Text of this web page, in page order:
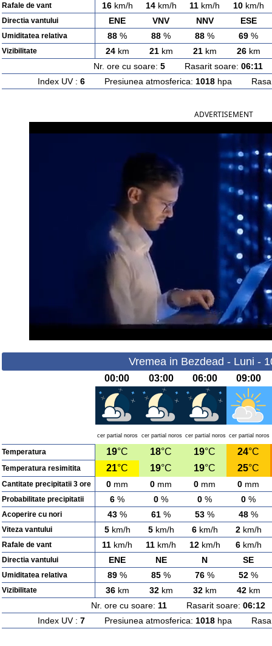
Rafale de vant 16km/h 14km/h 11 km/h 10km/h
Directia vantului ENE VNV NNV ESE
Umiditatea relativa 88 % 88 % 88 % 69 %
Vizibilitate 24km 21km 21km 26km
Nr. ore cu soare: 5 Rasarit soare: 06:11
Index UV : 6Presiunea atmosferica: 1018hpa
ADVERTISEMENT
Vremea in Bezdead - Luni -
00:00 03:00 06:00 09:00
cer partial noros cer partial noros cer partial noros cer partial noros
Temperatura 19°C 18°C 19°C 24°C
Temperatura resimitita 21°C 19°C 19°C 25°C
Cantitate precipitatii 3 ore 0 mm 0 mm 0 mm 0 mm
Probabilitate precipitatii 6 % 0 % 0 % 0 %
Acoperire cu nori 43 % 61 % 53 % 48 %
Viteza vantului 5km/h 5km/h 6km/h 2km/h
Rafale de vant 11 km/h 11 km/h 12km/h 6km/h
Directia vantului ENE NE N SE
Umiditatea relativa 89 % 85 % 76 % 52 %
Vizibilitate 36km 32km 32km 42km
Nr. ore cu soare: 11 Rasarit soare: 06:12
Index UV : 7Presiunea atmosferica: 1018hpa